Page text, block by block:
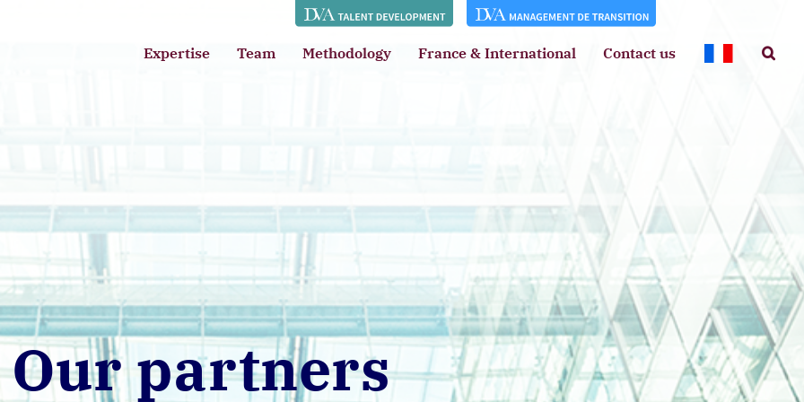
Expertise Team Methodology France & International Contact us
Our partners